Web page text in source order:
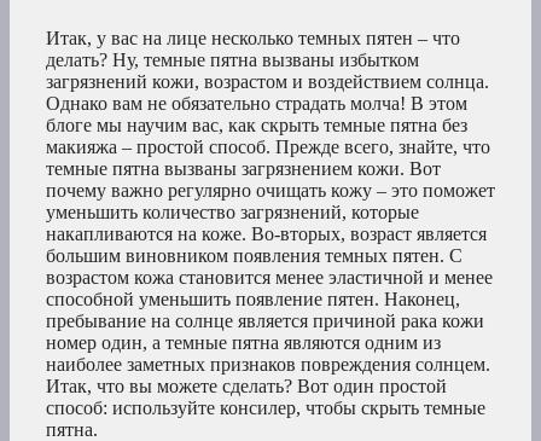
Итак, у вас на лице несколько темных пятен – что
делать? Ну, темные пятна вызваны избытком
загрязнений кожи, возрастом и воздействием солнца.
Однако вам не обязательно страдать молча! В этом
блоге мы научим вас, как скрыть темные пятна без
макияжа – простой способ. Прежде всего, знайте, что
темные пятна вызваны загрязнением кожи. Вот
почему важно регулярно очищать кожу – это поможет
уменьшить количество загрязнений, которые
накапливаются на коже. Во-вторых, возраст является
большим виновником появления темных пятен. С
возрастом кожа становится менее эластичной и менее
способной уменьшить появление пятен. Наконец,
пребывание на солнце является причиной рака кожи
номер один, а темные пятна являются одним из
наиболее заметных признаков повреждения солнцем.
Итак, что вы можете сделать? Вот один простой
способ: используйте консилер, чтобы скрыть темные
пятна.